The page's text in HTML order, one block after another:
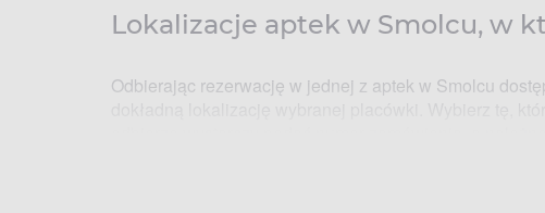
Lokalizacje aptek w Smolcu, w
Odbierając rezerwację w jednej z aptek w Smolcu